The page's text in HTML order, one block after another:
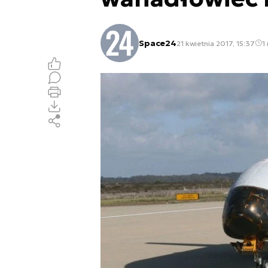
Space2421 kwietnia 2017, 15:37 1